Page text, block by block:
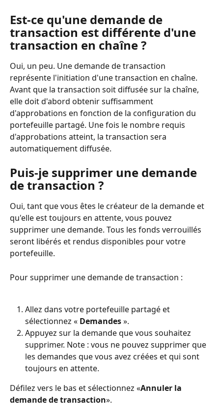
Est-ce qu'une demande de
transaction est différente d'une
transaction en chaîne ?
Oui, un peu. Une demande de transaction
représente l'initiation d'une transaction en chaîne.
Avant que la transaction soit diffusée sur la chaîne,
elle doit d'abord obtenir suffisamment
d'approbations en fonction de la configuration du
portefeuille partagé. Une fois le nombre requis
d'approbations atteint, la transaction sera
automatiquement diffusée.
Puis-je supprimer une demande
de transaction ?
Oui, tant que vous êtes le créateur de la demande et
qu'elle est toujours en attente, vous pouvez
supprimer une demande. Tous les fonds verrouillés
seront libérés et rendus disponibles pour votre
portefeuille.
Pour supprimer une demande de transaction :
Allez dans votre portefeuille partagé et
sélectionnez « Demandes ».
Appuyez sur la demande que vous souhaitez
supprimer. Note : vous ne pouvez supprimer que
les demandes que vous avez créées et qui sont
toujours en attente.
Défilez vers le bas et sélectionnez «Annuler la
demande de transaction».